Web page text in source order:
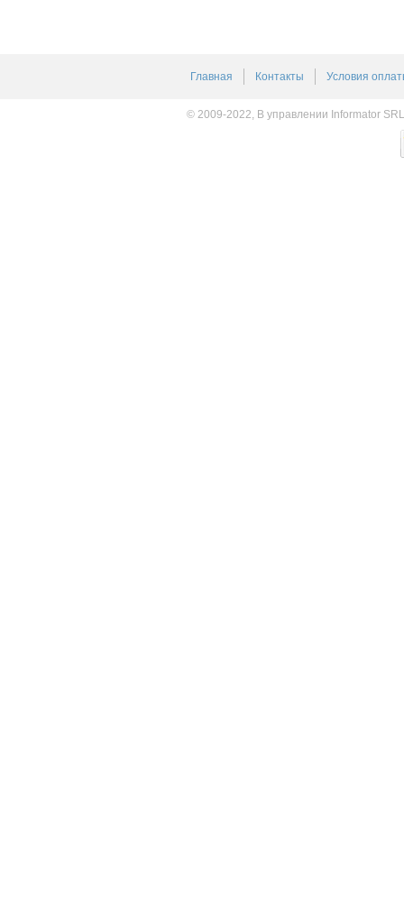
Главная Контакты Условия
© 2009-2022, В управлении Informator SRL